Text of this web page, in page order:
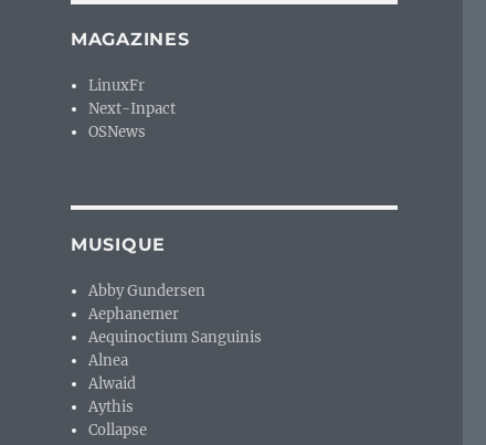
MAGAZINES
LinuxFr
Next-Inpact
OSNews
MUSIQUE
Abby Gundersen
Aephanemer
Aequinoctium Sanguinis
Alnea
Alwaid
Aythis
Collapse